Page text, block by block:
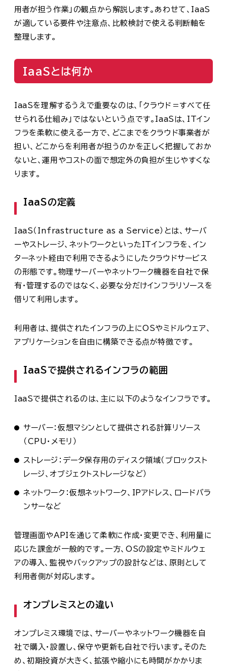
用者が担う作業」の観点から解説します。あわせて、IaaS
が適している要件や注意点、比較検討で使える判断軸を
整理します。
IaaSとは何か
IaaSを理解するうえで重要なのは、「クラウド＝すべて任
せられる仕組み」ではないという点です。IaaSは、ITイン
フラを柔軟に使える一方で、どこまでをクラウド事業者が
担い、どこからを利用者が担うのかを正しく把握しておか
ないと、運用やコストの面で想定外の負担が生じやすくな
ります。
IaaSの定義
IaaS（Infrastructure as a Service）とは、サーバ
ーやストレージ、ネットワークといったITインフラを、イン
ターネット経由で利用できるようにしたクラウドサービス
の形態です。物理サーバーやネットワーク機器を自社で保
有・管理するのではなく、必要な分だけインフラリソースを
借りて利用します。
利用者は、提供されたインフラの上にOSやミドルウェア、
アプリケーションを自由に構築できる点が特徴です。
IaaSで提供されるインフラの範囲
IaaSで提供されるのは、主に以下のようなインフラです。
サーバー：仮想マシンとして提供される計算リソース
（CPU・メモリ）
ストレージ：データ保存用のディスク領域（ブロックスト
レージ、オブジェクトストレージなど）
ネットワーク：仮想ネットワーク、IPアドレス、ロードバラ
ンサーなど
管理画面やAPIを通じて柔軟に作成・変更でき、利用量に
応じた課金が一般的です。一方、OSの設定やミドルウェ
アの導入、監視やバックアップの設計などは、原則として
利用者側が対応します。
オンプレミスとの違い
オンプレミス環境では、サーバーやネットワーク機器を自
社で購入・設置し、保守や更新も自社で行います。そのた
め、初期投資が大きく、拡張や縮小にも時間がかかりま